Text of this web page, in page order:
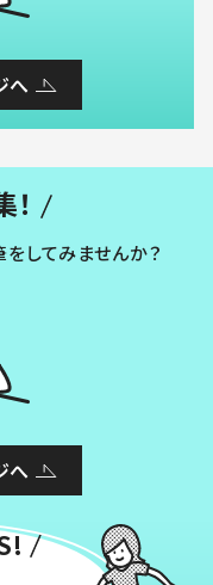
へ
してみませんか？
へ